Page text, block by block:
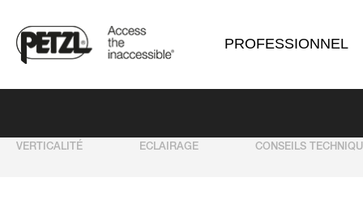
PROFESSIONNEL
VERTICALITÉ ECLAIRAGE CONSEILS